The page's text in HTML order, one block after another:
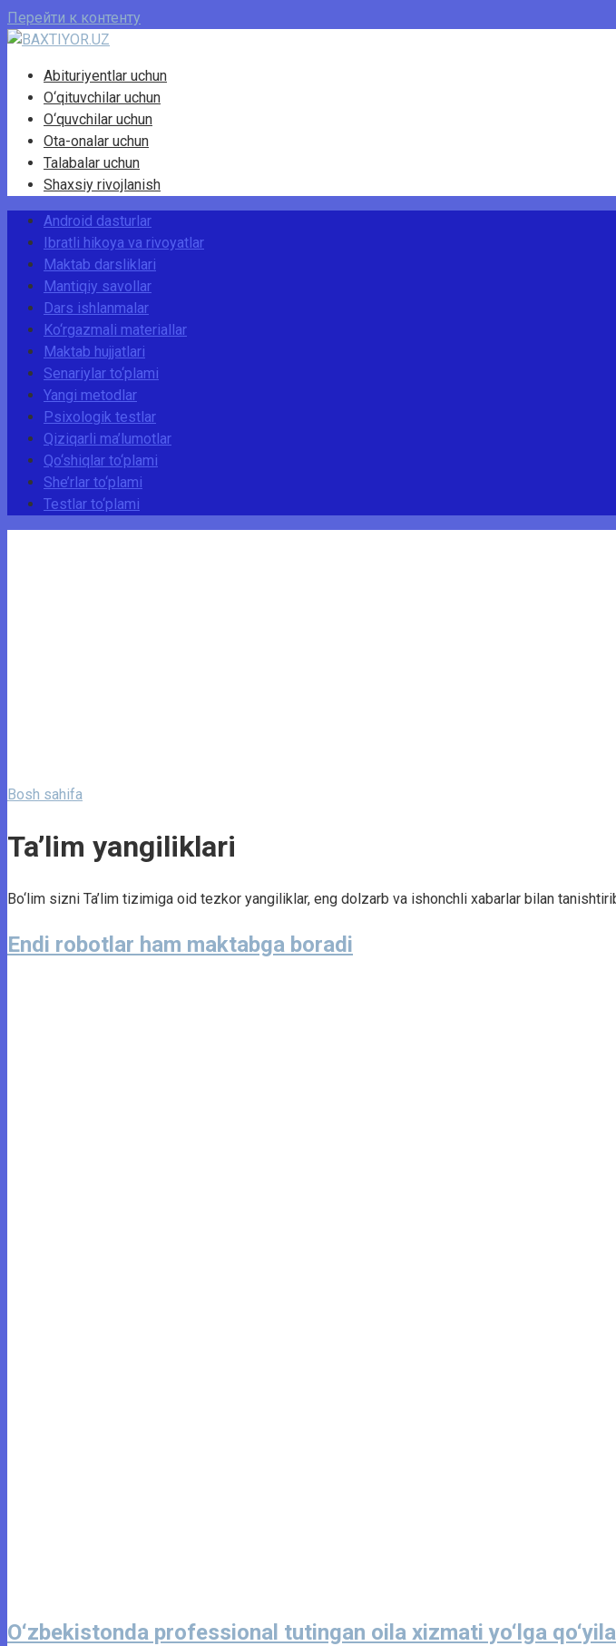
Перейти к контенту
Abituriyentlar uchun
O‘qituvchilar uchun
O‘quvchilar uchun
Ota-onalar uchun
Talabalar uchun
Shaxsiy rivojlanish
Android dasturlar
Ibratli hikoya va rivoyatlar
Maktab darsliklari
Mantiqiy savollar
Dars ishlanmalar
Ko‘rgazmali materiallar
Maktab hujjatlari
Senariylar to‘plami
Yangi metodlar
Psixologik testlar
Qiziqarli ma’lumotlar
Qo‘shiqlar to‘plami
She’rlar to‘plami
Testlar to‘plami
Bosh sahifa
Ta’lim yangiliklari
Bo‘lim sizni Ta’lim tizimiga oid tezkor yangiliklar, eng dolzarb va ishonchli xabarlar bilan
Endi robotlar ham maktabga boradi
O‘zbekistonda professional tutingan oila xizmati yo‘lga